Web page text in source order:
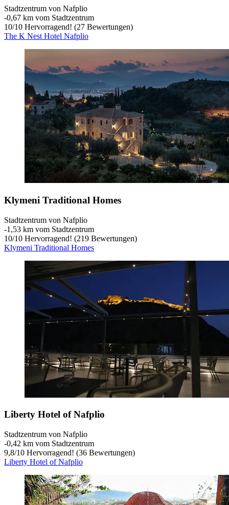
Stadtzentrum von Nafplio
‐0,67 km vom Stadtzentrum
10/10 Hervorragend! (27 Bewertungen)
The K Nest Hotel Nafplio
Klymeni Traditional Homes
Stadtzentrum von Nafplio
‐1,53 km vom Stadtzentrum
10/10 Hervorragend! (219 Bewertungen)
Klymeni Traditional Homes
Liberty Hotel of Nafplio
Stadtzentrum von Nafplio
‐0,42 km vom Stadtzentrum
9,8/10 Hervorragend! (36 Bewertungen)
Liberty Hotel of Nafplio